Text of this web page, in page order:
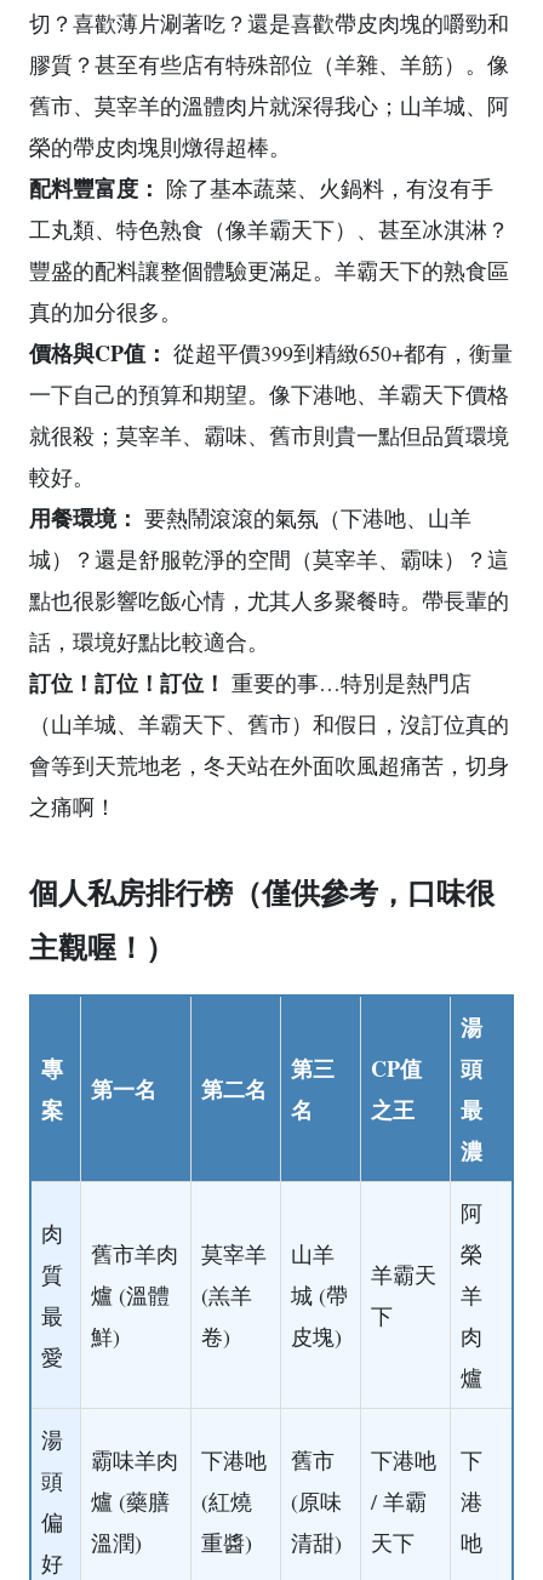
切？喜歡薄片涮著吃？還是喜歡帶皮肉塊的嚼勁和
膠質？甚至有些店有特殊部位（羊雜、羊筋）。像
舊市、莫宰羊的溫體肉片就深得我心；山羊城、阿
榮的帶皮肉塊則燉得超棒。
配料豐富度： 除了基本蔬菜、火鍋料，有沒有手
工丸類、特色熟食（像羊霸天下）、甚至冰淇淋？
豐盛的配料讓整個體驗更滿足。羊霸天下的熟食區
真的加分很多。
價格與CP值： 從超平價399到精緻650+都有，衡量
一下自己的預算和期望。像下港吔、羊霸天下價格
就很殺；莫宰羊、霸味、舊市則貴一點但品質環境
較好。
用餐環境： 要熱鬧滾滾的氣氛（下港吔、山羊
城）？還是舒服乾淨的空間（莫宰羊、霸味）？這
點也很影響吃飯心情，尤其人多聚餐時。帶長輩的
話，環境好點比較適合。
訂位！訂位！訂位！ 重要的事…特別是熱門店
（山羊城、羊霸天下、舊市）和假日，沒訂位真的
會等到天荒地老，冬天站在外面吹風超痛苦，切身
之痛啊！
個人私房排行榜（僅供參考，口味很
主觀喔！）
專
案
第一名 第二名
第三
名
CP值
之王
湯
頭
最
濃
肉
質
最
愛
舊市羊肉
爐 (溫體
鮮)
莫宰羊
(羔羊
卷)
山羊
城 (帶
皮塊)
羊霸天
下
阿
榮
羊
肉
爐
湯
頭
偏
好
霸味羊肉
爐 (藥膳
溫潤)
下港吔
(紅燒
重醬)
舊市
(原味
清甜)
下港吔
/ 羊霸
天下
下
港
吔